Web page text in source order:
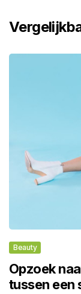
Beauty
Opzoek
tussen een